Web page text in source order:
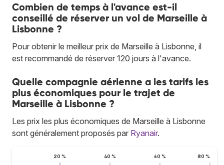
Combien de temps à l'avance est-il
conseillé de réserver un vol de Marseille à
Lisbonne ?
Pour obtenir le meilleur prix de Marseille à Lisbonne, il
est recommandé de réserver 120 jours à l'avance.
Quelle compagnie aérienne a les tarifs les
plus économiques pour le trajet de
Marseille à Lisbonne ?
Les prix les plus économiques de Marseille à Lisbonne
sont généralement proposés par Ryanair.
20 % 40 % 60 % 80 %